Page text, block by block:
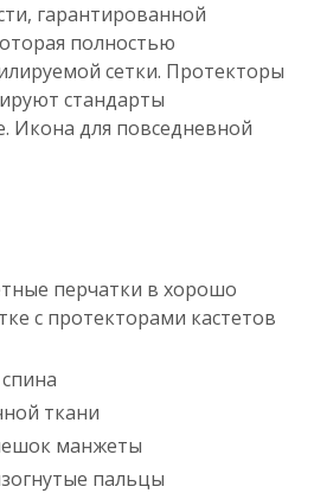
гарантированной
полностью
сетки. Протекторы
стандарты
Икона для повседневной
перчатки в хорошо
с протекторами кастетов
ткани
манжеты
пальцы